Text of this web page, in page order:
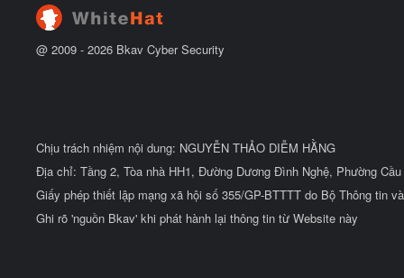
@ 2009 - 2026 Bkav Cyber Security
Chịu trách nhiệm nội dung: NGUYỄN THẢO DIỄM HẰNG
Địa chỉ: Tầng 2, Tòa nhà HH1, Đường Dương Đình Nghệ, Phường
Giấy phép thiết lập mạng xã hội số 355/GP-BTTTT do Bộ Thông tin
Ghi rõ 'nguồn Bkav' khi phát hành lại thông tin từ Website này